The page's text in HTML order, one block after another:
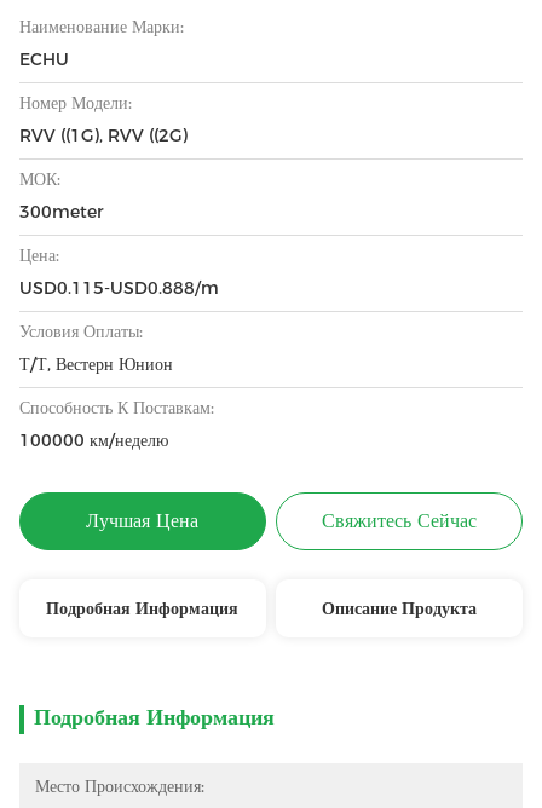
Наименование Марки:
ECHU
Номер Модели:
RVV ((1G), RVV ((2G)
МОК:
300meter
Цена:
USD0.115-USD0.888/m
Условия Оплаты:
Т/Т, Вестерн Юнион
Способность К Поставкам:
100000 км/неделю
Лучшая Цена Свяжитесь Сейчас
Подробная Информация Описание Продукта
Подробная Информация
Место Происхождения: